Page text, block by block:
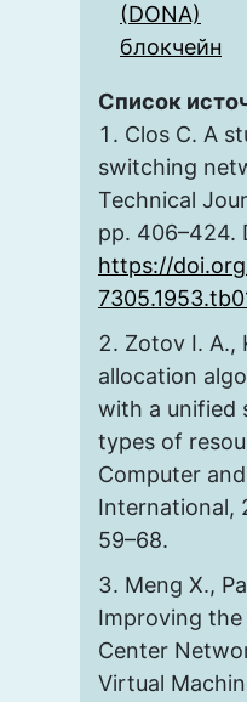
(DONA)
блокчейн
Список
Clos C. A
switching
Technical
pp. 406–424.
https://
Zotov I. A.,
allocation
with a unified
types of
Computer
International,
59–68.
Meng X.,
Improving
Center
Virtual